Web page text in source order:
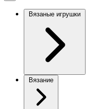
Вязаные игрушки
Вязание